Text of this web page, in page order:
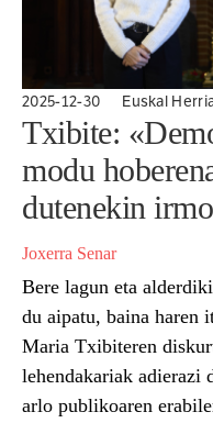
2025-12-30 Euskal
Txibite:
modu
dutenekin
Joxerra Senar
Bere lagun eta
du aipatu, baina haren
Maria Txibiteren
lehendakariak adierazi
arlo publikoaren